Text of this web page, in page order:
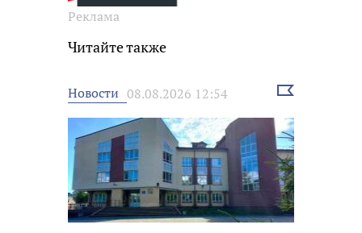
Реклама
Читайте также
Новости 08.08.2026 12:54
Выбрать